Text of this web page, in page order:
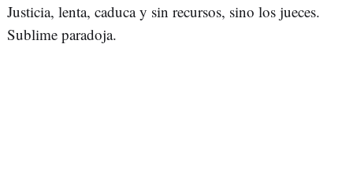
Justicia, lenta, caduca y sin recursos, sino los jueces.
Sublime paradoja.